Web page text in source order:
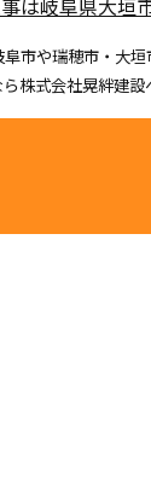
市や瑞穂市・大垣
ら株式会社晃絆建